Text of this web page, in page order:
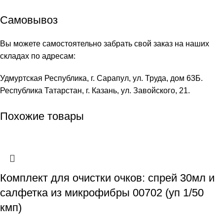
Самовывоз
Вы можете самостоятельно забрать свой заказ на наших
складах по адресам:
Удмуртская Республика, г. Сарапул, ул. Труда, дом 63Б.
Республика Татарстан, г. Казань, ул. Завойского, 21.
Похожие товары
Комплект для очистки очков: спрей 30мл и
салфетка из микрофибры 00702 (уп 1/50
кмп)